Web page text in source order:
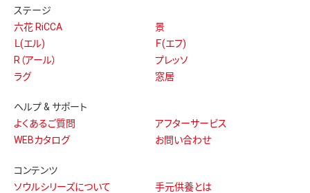
ステージ
六花 RiCCA
景
Ｌ(エル)
Ｆ(エフ)
R（アール）
プレッソ
ラグ
窓居
ヘルプ & サポート
よくあるご質問
アフターサービス
WEBカタログ
お問い合わせ
コンテンツ
ソウルシリーズについて
手元供養とは